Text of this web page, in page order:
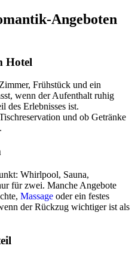
Angeboten
Hotel
Frühstück und ein
wenn der Aufenthalt ruhig
des Erlebnisses ist.
und ob Getränke
Whirlpool, Sauna,
für zwei. Manche Angebote
Massage oder ein festes
der Rückzug wichtiger ist als